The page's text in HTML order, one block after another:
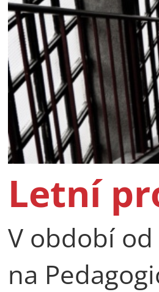
Letní
V období
na